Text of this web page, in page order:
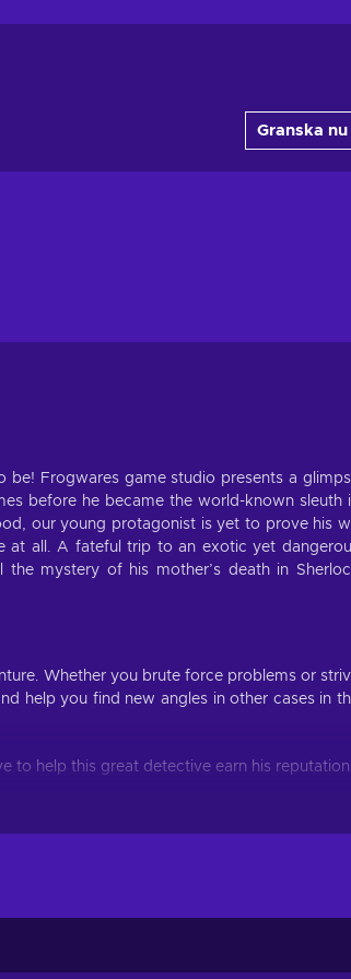
Granska nu
Frogwares game studio presents a
before he became the world-known sleuth
our young protagonist is yet to prove his
at all. A fateful trip to an exotic yet
the mystery of his mother’s death in
Whether you brute force problems or
help you find new angles in other cases in
to help this great detective earn his
is all yours to investigate - gather clues,
without spilling blood;
we all know - unravel his true identity;